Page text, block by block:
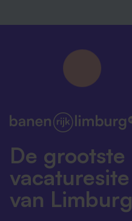
De grootste
vacaturesite
van Limburg